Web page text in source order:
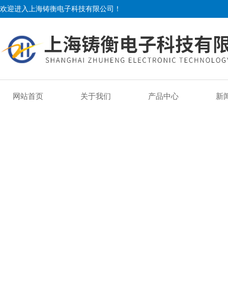
欢迎进入上海铸衡电子科技有限公司！
网站首页 关于我们 产品中心 新